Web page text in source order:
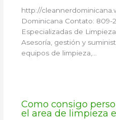
http://
Dominicana Contato: 809-
Especializadas de
Asesoría, gestión y
equipos de limpieza,…
Como consigo
el area de limpieza